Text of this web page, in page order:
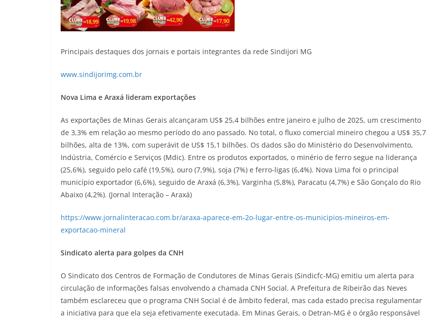
Principais destaques dos jornais e portais integrantes da rede Sindijori MG
www.sindijorimg.com.br
Nova Lima e Araxá lideram exportações
As exportações de Minas Gerais alcançaram US$ 25,4 bilhões entre janeiro e julho de 2025, um crescimento
de 3,3% em relação ao mesmo período do ano passado. No total, o fluxo comercial mineiro chegou a US$ 35,7
bilhões, alta de 13%, com superávit de US$ 15,1 bilhões. Os dados são do Ministério do Desenvolvimento,
Indústria, Comércio e Serviços (Mdic). Entre os produtos exportados, o minério de ferro segue na liderança
(25,6%), seguido pelo café (19,5%), ouro (7,9%), soja (7%) e ferro-ligas (6,4%). Nova Lima foi o principal
município exportador (6,6%), seguido de Araxá (6,3%), Varginha (5,8%), Paracatu (4,7%) e São Gonçalo do Rio
Abaixo (4,2%). (Jornal Interação – Araxá)
https://www.jornalinteracao.com.br/araxa-aparece-em-2o-lugar-entre-os-municipios-mineiros-em-
exportacao-mineral
Sindicato alerta para golpes da CNH
O Sindicato dos Centros de Formação de Condutores de Minas Gerais (Sindicfc-MG) emitiu um alerta para
circulação de informações falsas envolvendo a chamada CNH Social. A Prefeitura de Ribeirão das Neves
também esclareceu que o programa CNH Social é de âmbito federal, mas cada estado precisa regulamentar
a iniciativa para que ela seja efetivamente executada. Em Minas Gerais, o Detran-MG é o órgão responsável